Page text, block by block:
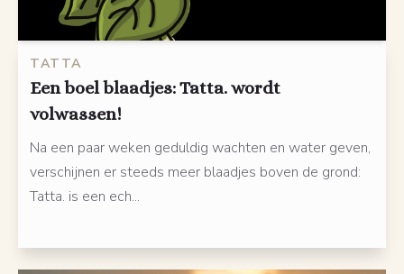
TATTA
Een boel blaadjes: Tatta. wordt
volwassen!
Na een paar weken geduldig wachten en water geven,
verschijnen er steeds meer blaadjes boven de grond:
Tatta. is een ech...